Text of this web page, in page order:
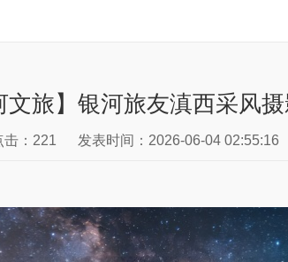
文旅】银河旅友滇西采风
击：221 发表时间：2026-06-04 02:55:16